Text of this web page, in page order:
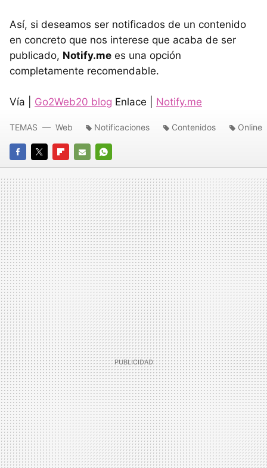
Así, si deseamos ser notificados de un contenido
en concreto que nos interese que acaba de ser
publicado, Notify.me es una opción
completamente recomendable.
Vía | Go2Web20 blog Enlace | Notify.me
FACEBOOK
TWITTERFLIPBOARD
E-
MAIL
WHATSAPP
TEMAS Web Notificaciones Contenidos Online